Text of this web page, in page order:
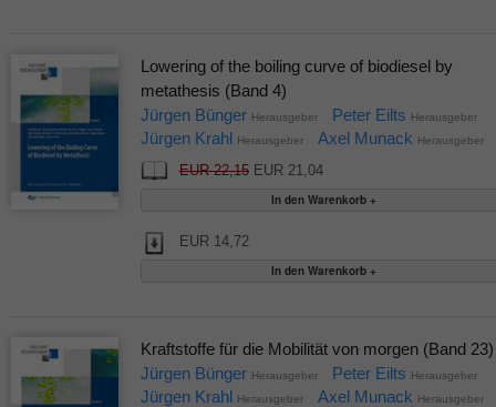
Lowering of the boiling curve of biodiesel by
metathesis (Band 4)
Jürgen Bünger Herausgeber Peter Eilts Herausgeber
Jürgen Krahl Herausgeber Axel Munack Herausgeber
EUR 22,15EUR 21,04
EUR 14,72
Kraftstoffe für die Mobilität von morgen (Band 23)
Jürgen Bünger Herausgeber Peter Eilts Herausgeber
Jürgen Krahl Herausgeber Axel Munack Herausgeber